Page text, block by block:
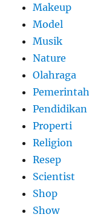
Makeup
Model
Musik
Nature
Olahraga
Pemerintah
Pendidikan
Properti
Religion
Resep
Scientist
Shop
Show